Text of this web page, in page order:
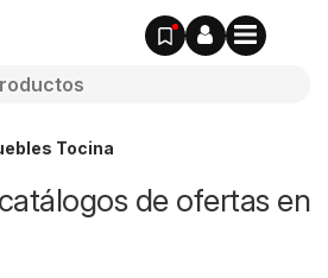
Tocina
de ofertas en